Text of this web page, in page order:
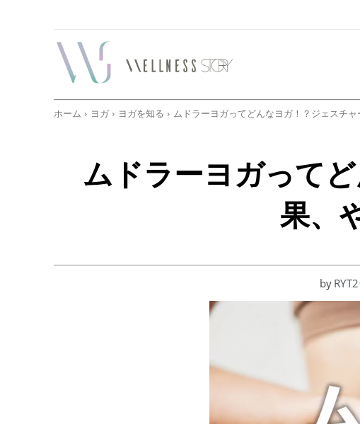
ホーム ヨガ ヨガを知る ムドラーヨガってどんなヨガ！？ジェスチ
ムドラーヨガって
果、
by